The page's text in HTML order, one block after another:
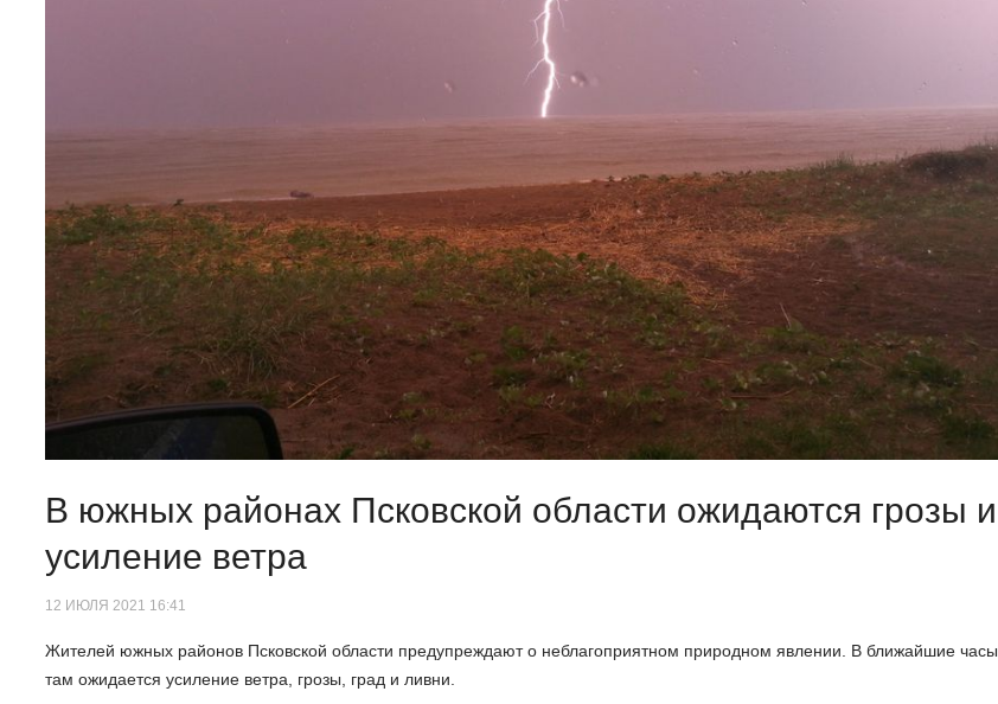
В южных районах Псковской области ожидаются грозы и
усиление ветра
12 ИЮЛЯ 2021 16:41
Жителей южных районов Псковской области предупреждают о неблагоприятном природном явлении. В ближайшие часы
там ожидается усиление ветра, грозы, град и ливни.